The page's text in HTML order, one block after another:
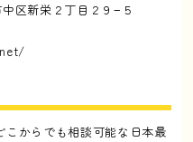
区新栄２丁目２９−５
こからでも相談可能な日本最